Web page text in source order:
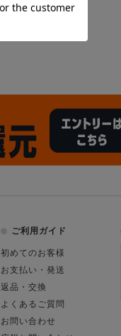
ご利用ガイド
初めてのお客様
お支払い・発送
返品・交換
よくあるご質問
お問い合わせ